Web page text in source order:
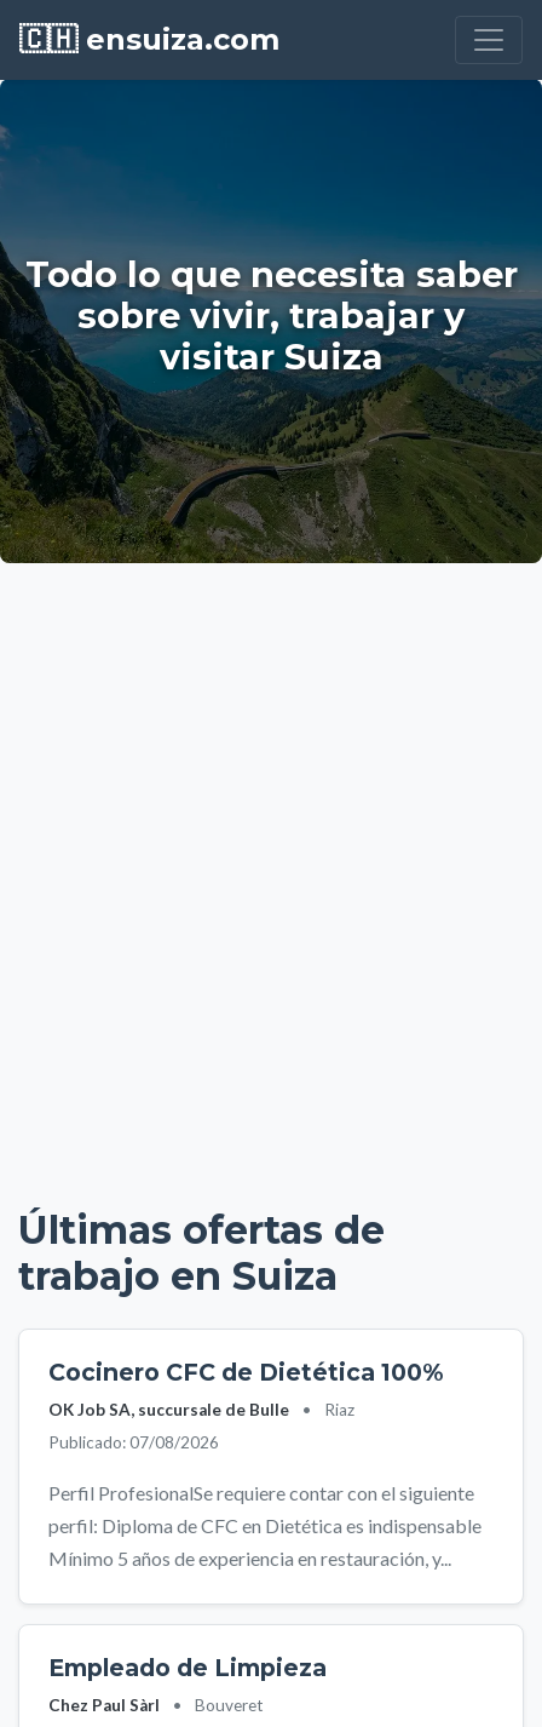
🇨🇭 ensuiza.com
Todo lo que necesita saber
sobre vivir, trabajar y
visitar Suiza
Últimas ofertas de
trabajo en Suiza
Cocinero CFC de Dietética 100%
OK Job SA, succursale de Bulle •
Riaz
Publicado: 07/08/2026
Perfil ProfesionalSe requiere contar con el siguiente
perfil: Diploma de CFC en Dietética es indispensable
Mínimo 5 años de experiencia en restauración, y...
Empleado de Limpieza
Chez Paul Sàrl •
Bouveret